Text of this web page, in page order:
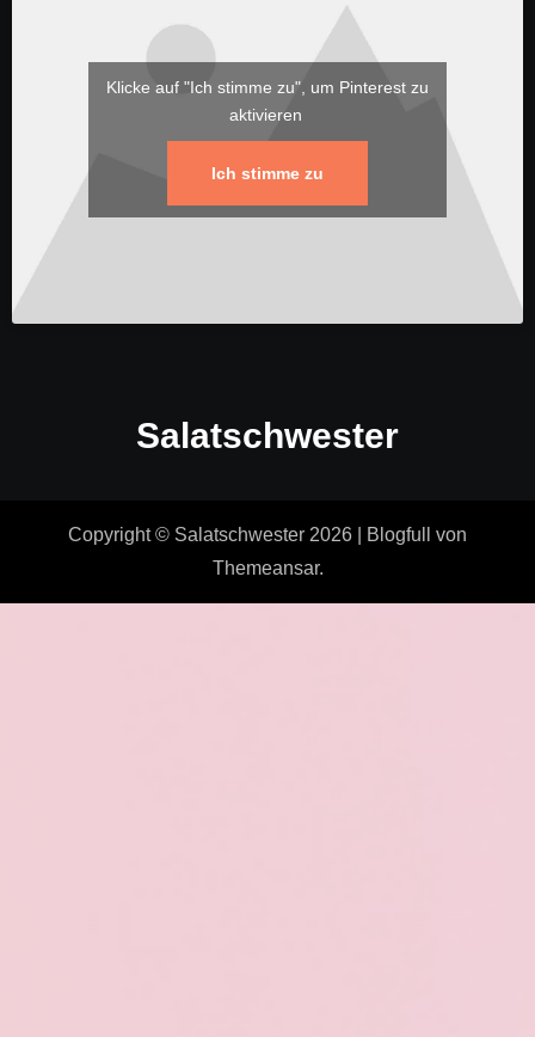
Klicke auf "Ich stimme zu", um Pinterest zu
aktivieren
Ich stimme zu
Salatschwester
Copyright © Salatschwester 2026 Blogfull
von
Themeansar.